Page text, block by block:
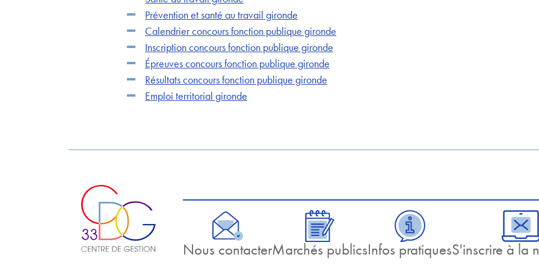
Prévention et santé au travail gironde
Calendrier concours fonction publique gironde
Inscription concours fonction publique gironde
Épreuves concours fonction publique gironde
Résultats concours fonction publique gironde
Emploi territorial gironde
Nous contacterMarchés publicsInfos pratiquesS'inscrire à la